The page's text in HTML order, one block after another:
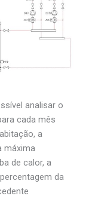
analisar o
cada mês
a
máxima
de calor, a
da